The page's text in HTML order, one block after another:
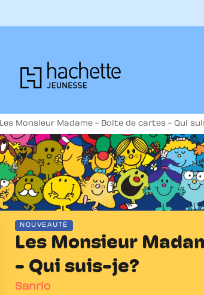
Les Monsieur Madame - Boite de cartes - Qui
NOUVEAUTÉ
Les Monsieur
- Qui suis-je?
Sanrio